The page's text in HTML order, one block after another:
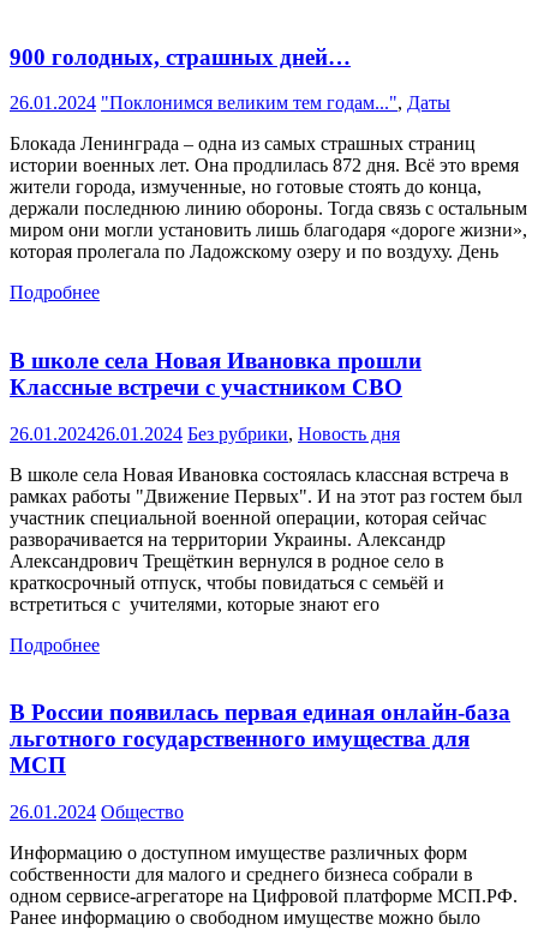
900 голодных, страшных дней…
26.01.2024 "Поклонимся великим тем годам...", Даты
Блокада Ленинграда – одна из самых страшных страниц
истории военных лет. Она продлилась 872 дня. Всё это время
жители города, измученные, но готовые стоять до конца,
держали последнюю линию обороны. Тогда связь с остальным
миром они могли установить лишь благодаря «дороге жизни»,
которая пролегала по Ладожскому озеру и по воздуху. День
Подробнее
В школе села Новая Ивановка прошли
Классные встречи с участником СВО
26.01.202426.01.2024 Без рубрики, Новость дня
В школе села Новая Ивановка состоялась классная встреча в
рамках работы "Движение Первых". И на этот раз гостем был
участник специальной военной операции, которая сейчас
разворачивается на территории Украины. Александр
Александрович Трещёткин вернулся в родное село в
краткосрочный отпуск, чтобы повидаться с семьёй и
встретиться с учителями, которые знают его
Подробнее
В России появилась первая единая онлайн-база
льготного государственного имущества для
МСП
26.01.2024 Общество
Информацию о доступном имуществе различных форм
собственности для малого и среднего бизнеса собрали в
одном сервисе-агрегаторе на Цифровой платформе МСП.РФ.
Ранее информацию о свободном имуществе можно было